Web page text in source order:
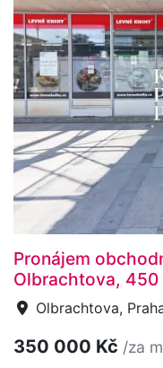
Pronájem
Olbrachtova, 450
Olbrachtova,
350 000 Kč /za